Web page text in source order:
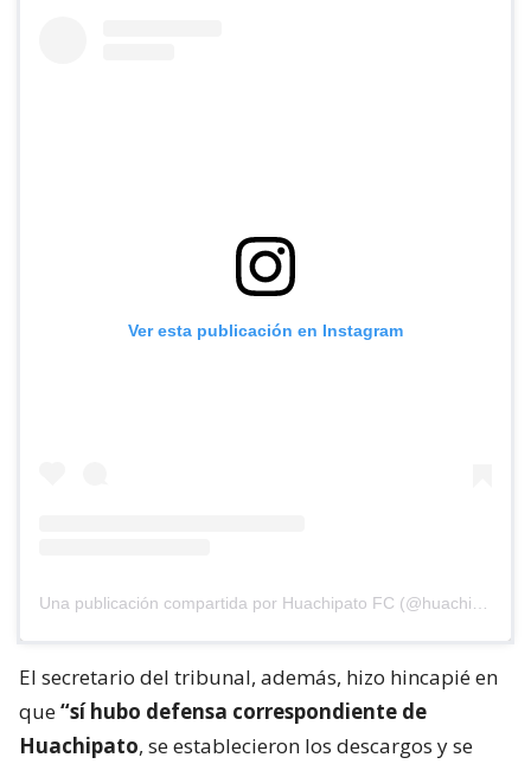
Ver esta publicación en Instagram
El secretario del tribunal, además, hizo hincapié en
que“sí hubo defensa correspondiente de
Huachipato, se establecieron los descargos y se